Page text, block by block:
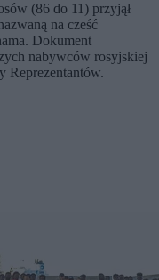
(86 do 11) przyjął
na cześć
Dokument
nabywców rosyjskiej
Reprezentantów.